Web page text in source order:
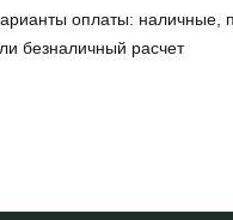
оплаты: наличные,
безналичный расчет